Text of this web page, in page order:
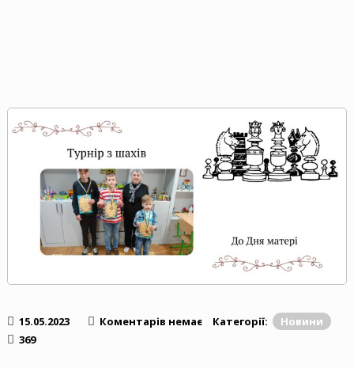
15.05.2023 Коментарів немає Категорії:
Новини
369